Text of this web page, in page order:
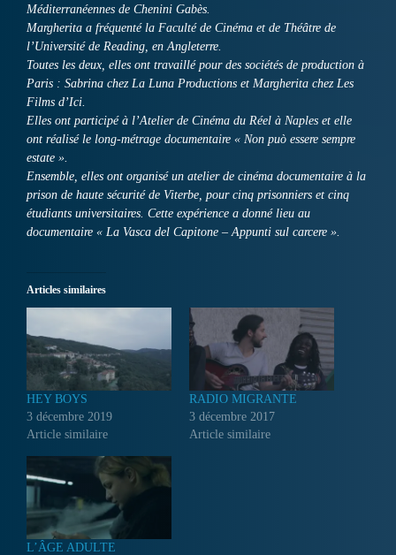
Méditerranéennes de Chenini Gabès.
Margherita a fréquenté la Faculté de Cinéma et de Théâtre de
l’Université de Reading, en Angleterre.
Toutes les deux, elles ont travaillé pour des sociétés de production à
Paris : Sabrina chez La Luna Productions et Margherita chez Les
Films d’Ici.
Elles ont participé à l’Atelier de Cinéma du Réel à Naples et elle
ont réalisé le long-métrage documentaire « Non può essere sempre
estate ».
Ensemble, elles ont organisé un atelier de cinéma documentaire à la
prison de haute sécurité de Viterbe, pour cinq prisonniers et cinq
étudiants universitaires. Cette expérience a donné lieu au
documentaire « La Vasca del Capitone – Appunti sul carcere ».
Articles similaires
HEY BOYS
3 décembre 2019
Article similaire
RADIO MIGRANTE
3 décembre 2017
Article similaire
L’ÂGE ADULTE